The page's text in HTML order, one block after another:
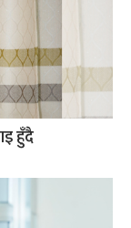
हुँदै